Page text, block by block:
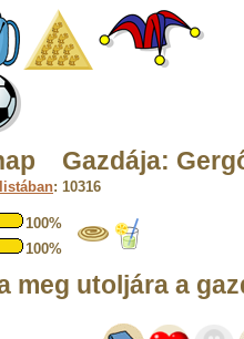
Gazdája:
: 10316
100%
100%
meg utoljára a